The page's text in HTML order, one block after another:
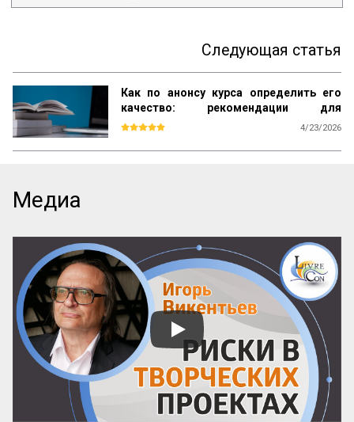
Следующая статья
Как по анонсу курса определить его
качество: рекомендации для
студентов
4/23/2026
слов и выбирать курсы с практической
пользой.
Почему можно доверять анонсу?
Содержание публичного объявления
почти всегда отражает суть самой
программы. Если организаторы вложили
силы в качественный курс, они
обязательно напишут об этом конкретно.
И наоборот: размытые фразы и
отсутствие деталей – верный ...
Медиа